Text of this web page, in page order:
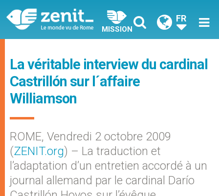
MISSION
FR
La véritable interview du cardinal
Castrillón sur l´affaire
Williamson
ROME, Vendredi 2 octobre 2009
(ZENIT.org) – La traduction et
l’adaptation d’un entretien accordé à un
journal allemand par le cardinal Darío